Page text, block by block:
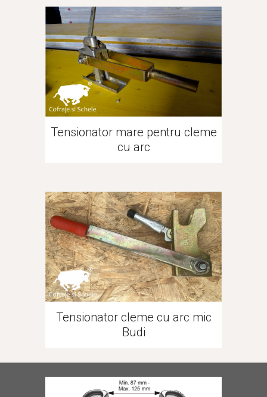
Tensionator mare pentru cleme
cu arc
Tensionator cleme cu arc mic
Budi